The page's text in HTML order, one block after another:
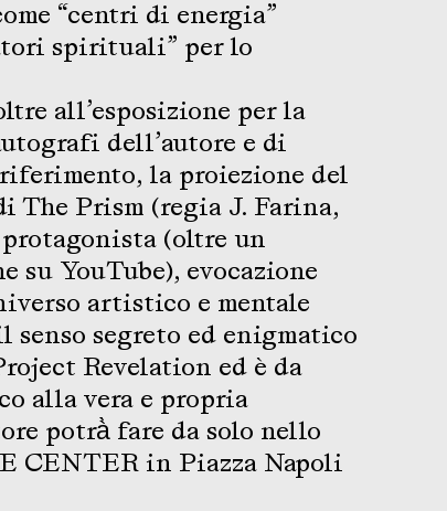
“centri di energia”
spirituali” per lo
all’esposizione per la
dell’autore e di
la proiezione del
The Prism (regia J. Farina,
(oltre un
su YouTube), evocazione
artistico e mentale
senso segreto ed enigmatico
Revelation ed è da
alla vera e propria
potrà̀ fare da solo nello
CENTER in Piazza Napoli